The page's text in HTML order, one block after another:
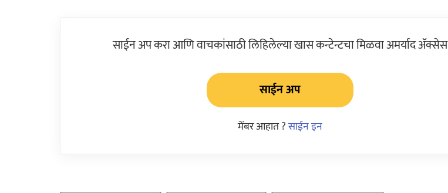
साईन अप करा आणि वाचकांसाठी लिहिलेल्या खास कन्टेन्टचा मिळवा अमर्याद ॲक्सेस
साईन अप
मेंबर आहात ?साईन इन